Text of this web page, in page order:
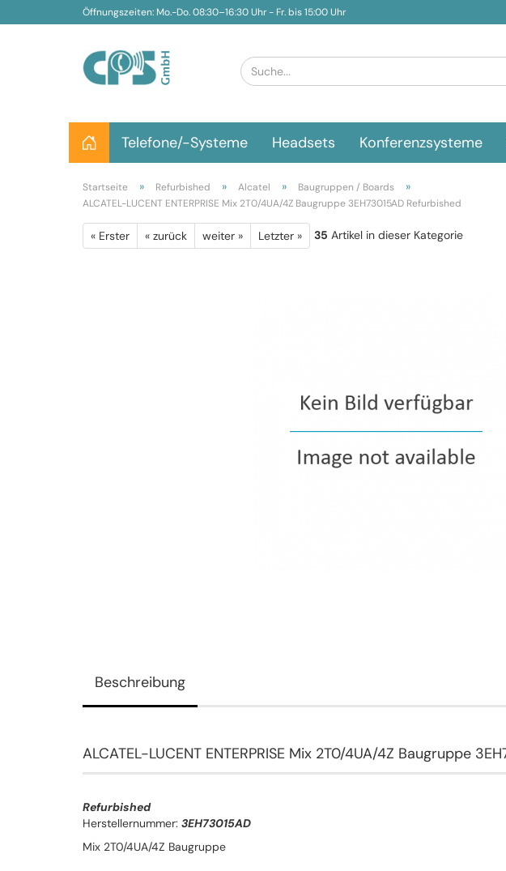
Öffnungszeiten: Mo.-Do. 08:30–16:30 Uhr - Fr. bis 15:00 Uhr
Telefone/-Systeme Headsets Konferenzsysteme
Startseite » Refurbished » Alcatel » Baugruppen / Boards »
ALCATEL-LUCENT ENTERPRISE Mix 2T0/4UA/4Z Baugruppe 3EH73015AD Refurbished
« Erster « zurück weiter » Letzter » 35 Artikel in dieser Kategorie
Beschreibung
ALCATEL-LUCENT ENTERPRISE Mix 2T0/4UA/4Z Baugruppe
Refurbished
Herstellernummer: 3EH73015AD
Mix 2T0/4UA/4Z Baugruppe